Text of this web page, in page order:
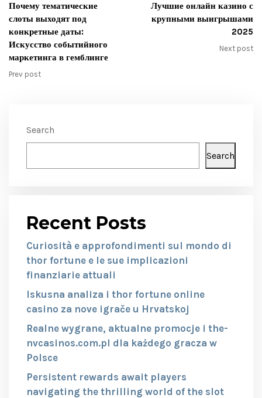
Почему тематические
слоты выходят под
конкретные даты:
Искусство событийного
маркетинга в гемблинге
Prev post
Лучшие онлайн казино с
крупными выигрышами
2025
Next post
Search
Search
Recent Posts
Curiosità e approfondimenti sul mondo di
thor fortune e le sue implicazioni
finanziarie attuali
Iskusna analiza i thor fortune online
casino za nove igrače u Hrvatskoj
Realne wygrane, aktualne promocje i the-
nvcasinos.com.pl dla każdego gracza w
Polsce
Persistent rewards await players
navigating the thrilling world of the slot